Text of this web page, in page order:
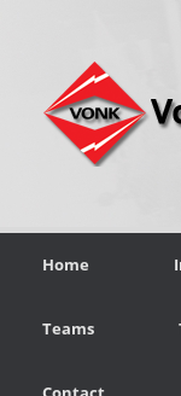
Home
Teams